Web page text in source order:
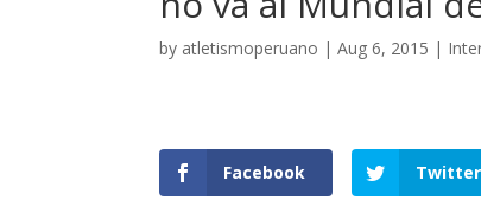
by atletismoperuano |Aug 6, 2015 |
Facebook Twitter